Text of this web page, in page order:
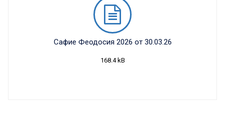
Сафие Феодосия 2026 от 30.03.26
168.4 kB